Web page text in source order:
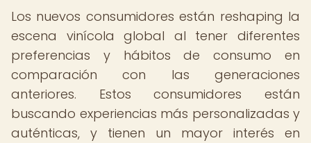
Los nuevos consumidores están reshaping la
escena vinícola global al tener diferentes
preferencias y hábitos de consumo en
comparación con las generaciones
anteriores. Estos consumidores están
buscando experiencias más personalizadas y
auténticas, y tienen un mayor interés en